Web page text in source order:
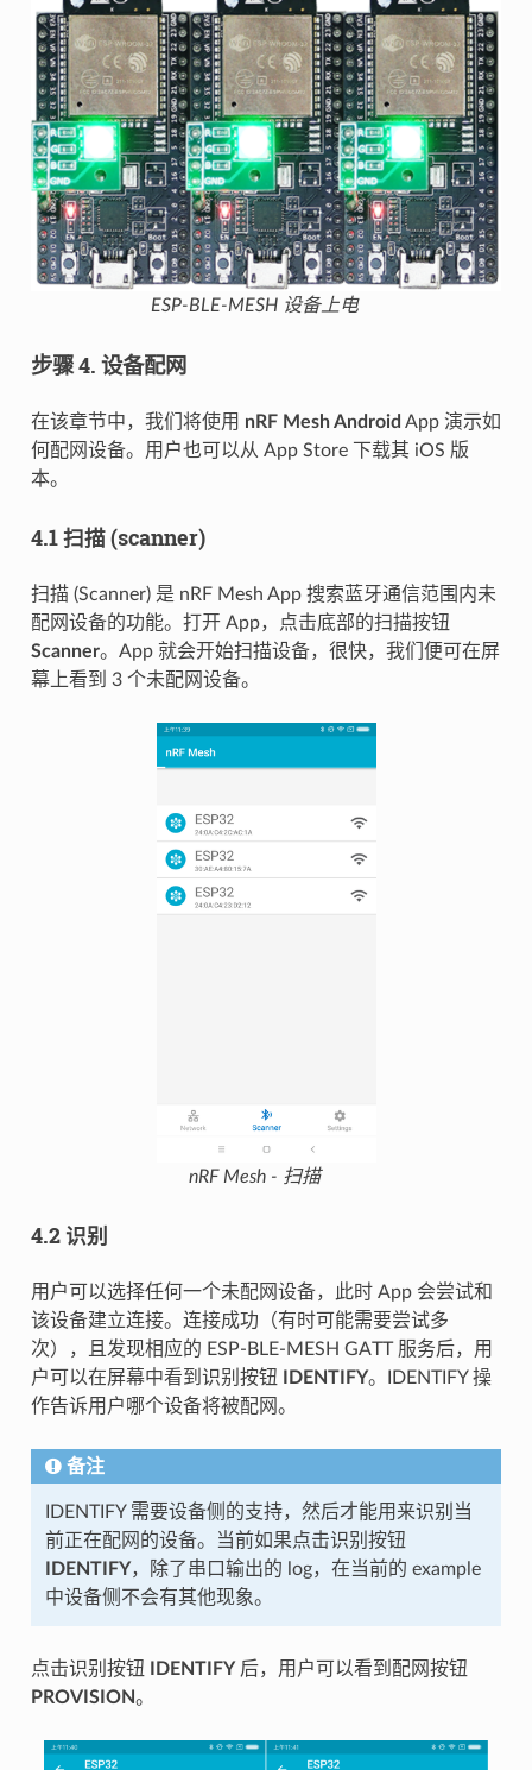
ESP-BLE-MESH 设备上电
步骤 4. 设备配网
在该章节中，我们将使用 nRF Mesh Android App 演示如
何配网设备。用户也可以从 App Store 下载其 iOS 版
本。
4.1 扫描 (scanner)
扫描 (Scanner) 是 nRF Mesh App 搜索蓝牙通信范围内未
配网设备的功能。打开 App，点击底部的扫描按钮
Scanner。App 就会开始扫描设备，很快，我们便可在屏
幕上看到 3 个未配网设备。
nRF Mesh - 扫描
4.2 识别
用户可以选择任何一个未配网设备，此时 App 会尝试和
该设备建立连接。连接成功（有时可能需要尝试多
次），且发现相应的 ESP-BLE-MESH GATT 服务后，用
户可以在屏幕中看到识别按钮
IDENTIFY。IDENTIFY 操
作告诉用户哪个设备将被配网。
备注
IDENTIFY 需要设备侧的支持，然后才能用来识别当
前正在配网的设备。当前如果点击识别按钮
IDENTIFY，除了串口输出的 log，在当前的 example
中设备侧不会有其他现象。
点击识别按钮 IDENTIFY后，用户可以看到配网按钮
PROVISION。